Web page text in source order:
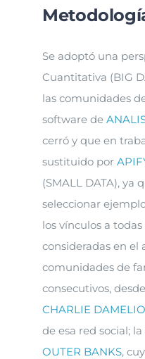
Se adoptó una
Cuantitativa (BIG
las comunidades
software de
cerró y que en
sustituido por
(SMALL DATA), ya
seleccionar
los vínculos a
consideradas en el
comunidades de
consecutivos,
CHARLIE DAMELIO
de esa red social;
OUTER BANKS,